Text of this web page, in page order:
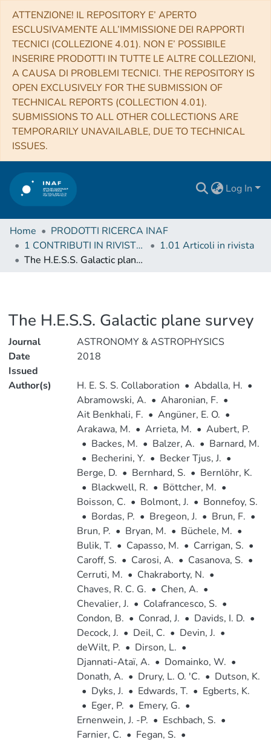
ATTENZIONE! IL REPOSITORY E’ APERTO
ESCLUSIVAMENTE ALL’IMMISSIONE DEI RAPPORTI
TECNICI (COLLEZIONE 4.01). NON E’ POSSIBILE
INSERIRE PRODOTTI IN TUTTE LE ALTRE COLLEZIONI,
A CAUSA DI PROBLEMI TECNICI. THE REPOSITORY IS
OPEN EXCLUSIVELY FOR THE SUBMISSION OF
TECHNICAL REPORTS (COLLECTION 4.01).
SUBMISSIONS TO ALL OTHER COLLECTIONS ARE
TEMPORARILY UNAVAILABLE, DUE TO TECHNICAL
ISSUES.
Log In
Home
PRODOTTI RICERCA INAF
1 CONTRIBUTI IN RIVISTE (Journal articles)
1.01 Articoli in rivista
The H.E.S.S. Galactic plane survey
The H.E.S.S. Galactic plane survey
Journal
ASTRONOMY & ASTROPHYSICS
Date
Issued
2018
Author(s) H. E. S. S. Collaboration • Abdalla, H. •
Abramowski, A. • Aharonian, F. •
Ait Benkhali, F. • Angüner, E. O. •
Arakawa, M. • Arrieta, M. • Aubert, P.
• Backes, M. • Balzer, A. • Barnard, M.
• Becherini, Y. • Becker Tjus, J. •
Berge, D. • Bernhard, S. • Bernlöhr, K.
• Blackwell, R. • Böttcher, M. •
Boisson, C. • Bolmont, J. • Bonnefoy, S.
• Bordas, P. • Bregeon, J. • Brun, F. •
Brun, P. • Bryan, M. • Büchele, M. •
Bulik, T. • Capasso, M. • Carrigan, S. •
Caroff, S. • Carosi, A. • Casanova, S. •
Cerruti, M. • Chakraborty, N. •
Chaves, R. C. G. • Chen, A. •
Chevalier, J. • Colafrancesco, S. •
Condon, B. • Conrad, J. • Davids, I. D. •
Decock, J. • Deil, C. • Devin, J. •
deWilt, P. • Dirson, L. •
Djannati-Ataï, A. • Domainko, W. •
Donath, A. • Drury, L. O. 'C. • Dutson, K.
• Dyks, J. • Edwards, T. • Egberts, K.
• Eger, P. • Emery, G. •
Ernenwein, J. -P. • Eschbach, S. •
Farnier, C. • Fegan, S. •